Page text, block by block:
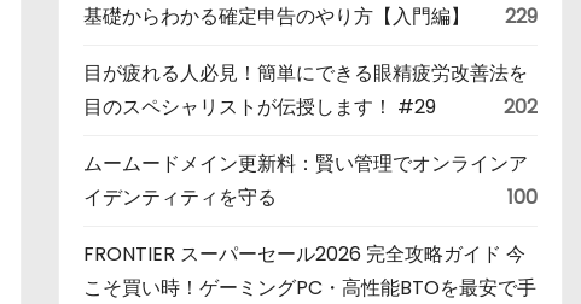
基礎からわかる確定申告のやり方【入門編】 229
目が疲れる人必見！簡単にできる眼精疲労改善法を
目のスペシャリストが伝授します！ #29
202
ムームードメイン更新料：賢い管理でオンラインア
イデンティティを守る
100
FRONTIER スーパーセール2026 完全攻略ガイド 今
こそ買い時！ゲーミングPC・高性能BTOを最安で手